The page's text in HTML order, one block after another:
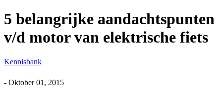
5 belangrijke aandachtspunten
v/d motor van elektrische fiets
Kennisbank
- Oktober 01, 2015